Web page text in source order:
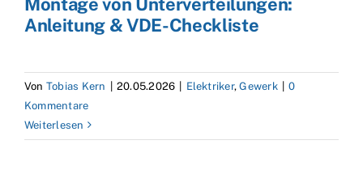
Montage von Unterverteilungen:
Anleitung & VDE-Checkliste
Von Tobias Kern | 20.05.2026 | Elektriker,Gewerk | 0
Kommentare
Weiterlesen